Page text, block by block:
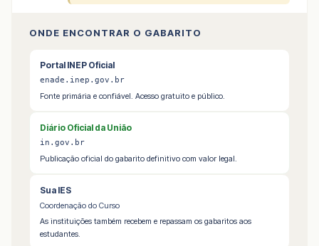
ONDE ENCONTRAR O GABARITO
Portal INEP Oficial
enade.inep.gov.br
Fonte primária e confiável. Acesso gratuito e público.
Diário Oficial da União
in.gov.br
Publicação oficial do gabarito definitivo com valor legal.
Sua IES
Coordenação do Curso
As instituições também recebem e repassam os gabari­tos aos
estudantes.